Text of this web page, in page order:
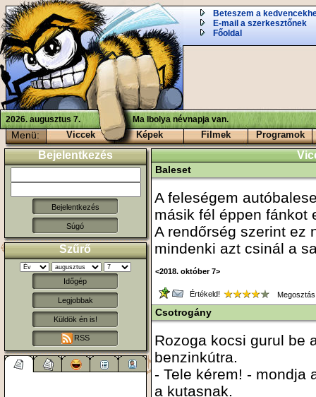
Beteszem a
E-mail a szerkesztőnek
Főoldal
2026. augusztus 7. Ma Ibolya névnapja van.
Menü: Viccek Képek Filmek Programok
Bejelentkezés
Súgó
Szűrő
Időgép
Legjobbak
Küldök én is!
RSS
Baleset
A feleségem
másik fél éppen fánkot
A rendőrség szerint ez
mindenki azt csinál a
<2018. október 7>
Értékeld!
Csotrogány
Rozoga kocsi gurul be
benzinkútra.
- Tele kérem! - mondja
a kutasnak.